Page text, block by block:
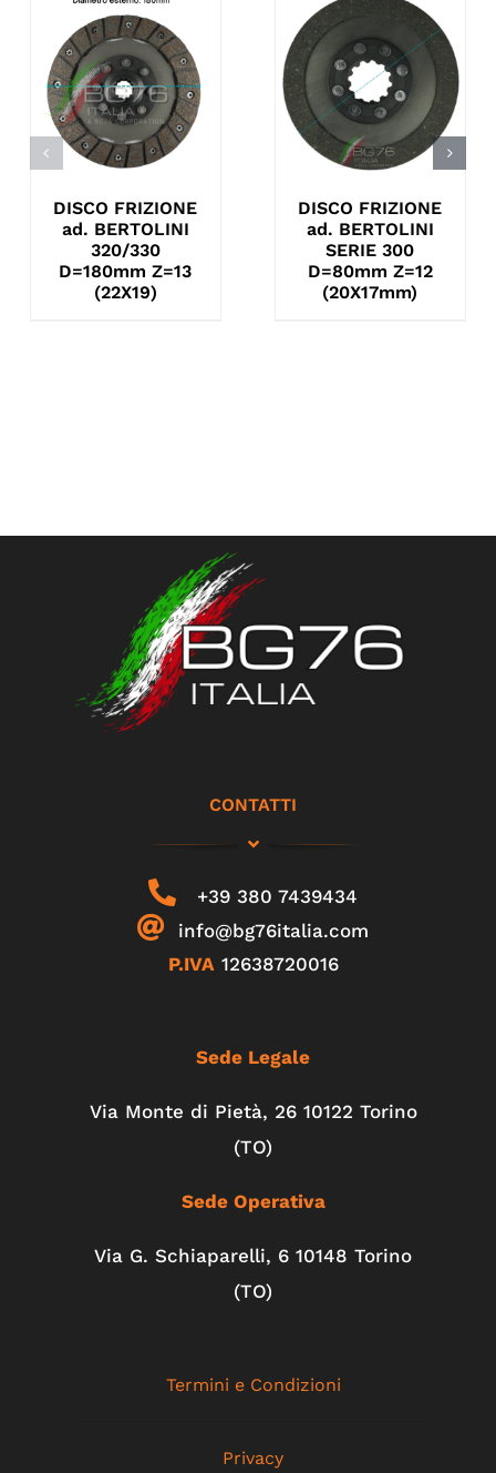
DISCO FRIZIONE
ad. BERTOLINI
320/330
D=180mm Z=13
(22X19)
DISCO FRIZIONE
ad. BERTOLINI
SERIE 300
D=80mm Z=12
(20X17mm)
CONTATTI
+39 380 7439434
info@bg76italia.com
P.IVA 12638720016
Sede Legale
Via Monte di Pietà, 26 10122 Torino
(TO)
Sede Operativa
Via G. Schiaparelli, 6 10148 Torino
(TO)
Termini e Condizioni
Privacy